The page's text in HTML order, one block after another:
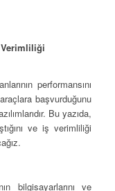
Verimliliği
performansını
başvurduğunu
Bu yazıda,
ve iş verimliliği
bilgisayarlarını ve